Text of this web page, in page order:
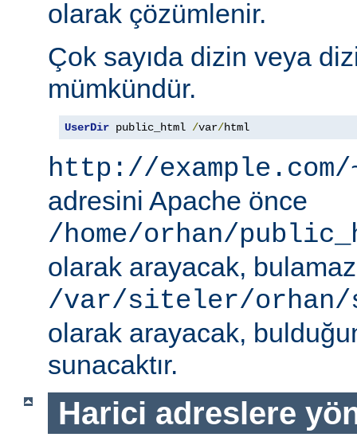
olarak çözümlenir.
Çok sayıda dizin veya
mümkündür.
UserDir public_html /var/html
http://example.com/
adresini Apache önce
/home/orhan/
olarak arayacak,
/var/siteler/orhan/
olarak arayacak,
sunacaktır.
Harici adreslere